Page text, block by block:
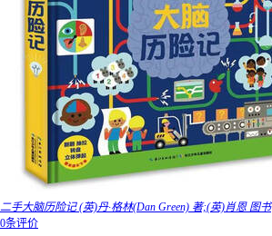
二手大脑历险记 (英)丹·格林(Dan Green) 著;(英)肖恩 图书
0条评价